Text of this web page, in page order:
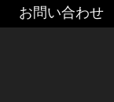
お問い合わせ